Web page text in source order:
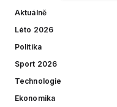
Aktuálně
Léto 2026
Politika
Sport 2026
Technologie
Ekonomika